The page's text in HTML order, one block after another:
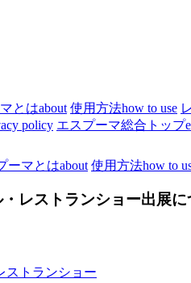
とはabout 使用方法how to use
policy エスプーマ総合トップ
ーマとはabout 使用方法how to
レストランショー出展に
トランショー